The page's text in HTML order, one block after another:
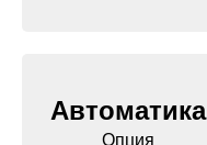
Автоматика
Опция